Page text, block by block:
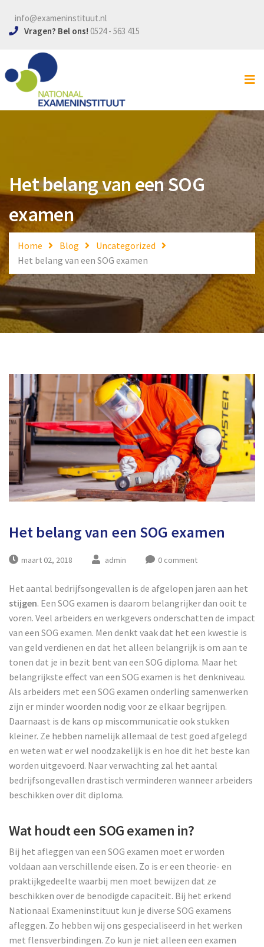
Home
SOG examen
Lesmateriaal
Contact
info@exameninstituut.nl
Vragen? Bel ons! 0524 - 563 415
Het belang van een SOG
examen
Home Blog
Uncategorized
Het belang van een SOG examen
Het belang van een SOG examen
maart 02, 2018 admin 0 comment
Het aantal bedrijfsongevallen is de afgelopen jaren aan het
stijgen. Een SOG examen is daarom belangrijker dan ooit te
voren. Veel arbeiders en werkgevers onderschatten de impact
van een SOG examen. Men denkt vaak dat het een kwestie is
van geld verdienen en dat het alleen belangrijk is om aan te
tonen dat je in bezit bent van een SOG diploma. Maar het
belangrijkste effect van een SOG examen is het denkniveau.
Als arbeiders met een SOG examen onderling samenwerken
zijn er minder woorden nodig voor ze elkaar begrijpen.
Daarnaast is de kans op miscommunicatie ook stukken
kleiner. Ze hebben namelijk allemaal de test goed afgelegd
en weten wat er wel noodzakelijk is en hoe dit het beste kan
worden uitgevoerd. Naar verwachting zal het aantal
bedrijfsongevallen drastisch verminderen wanneer arbeiders
beschikken over dit diploma.
Wat houdt een SOG examen in?
Bij het afleggen van een SOG examen moet er worden
voldaan aan verschillende eisen. Zo is er een theorie- en
praktijkgedeelte waarbij men moet bewijzen dat ze
beschikken over de benodigde capaciteit. Bij het erkend
Nationaal Exameninstituut kun je diverse SOG examens
afleggen. Zo hebben wij ons gespecialiseerd in het werken
met flensverbindingen. Zo kun je niet alleen een examen